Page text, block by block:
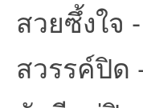
สวยซึ้งใจ
สวรรค์ปิด